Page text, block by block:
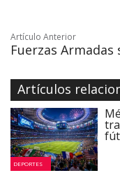
Artículo Anterior
Artículos
DEPORTES